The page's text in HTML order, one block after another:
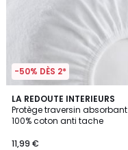
-50% DÈS 2*
LA REDOUTE INTERIEURS
Protège traversin absorbant
100% coton anti tache
11,99 €
4,3
/ 5